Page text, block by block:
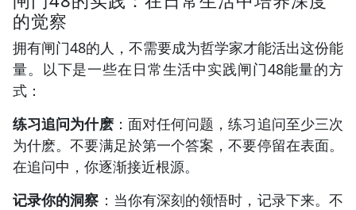
的觉察
拥有闸门48的人，不需要成为哲学家才能活出这份能
量。以下是一些在日常生活中实践闸门48能量的方
式：
练习追问为什麽：面对任何问题，练习追问至少三次
为什麽。不要满足於第一个答案，不要停留在表面。
在追问中，你逐渐接近根源。
记录你的洞察 ：当你有深刻的领悟时，记录下来。不